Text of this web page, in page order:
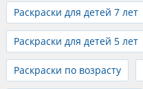
Раскраски для детей 7 лет
Раскраски для детей 5 лет
Раскраски по возрасту